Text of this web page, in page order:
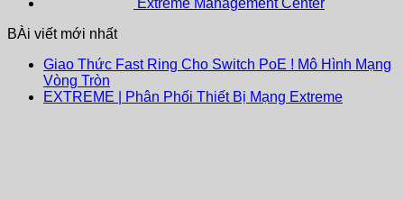
Extreme Management Center
BÀi viết mới nhất
Giao Thức Fast Ring Cho Switch PoE ! Mô Hình Mạng
Vòng Tròn
EXTREME | Phân Phối Thiết Bị Mạng Extreme